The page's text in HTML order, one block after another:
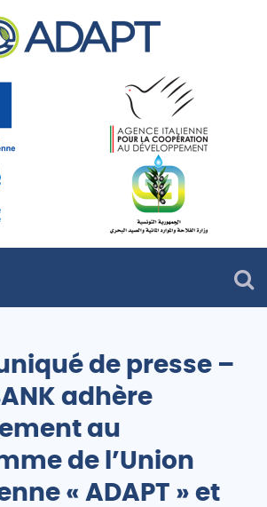
de presse –
adhère
au
de l’Union
« ADAPT » et